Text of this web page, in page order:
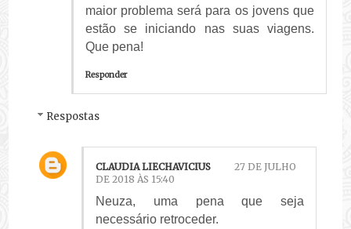
maior problema será para os jovens que
estão se iniciando nas suas viagens.
Que pena!
Responder
Respostas
CLAUDIA LIECHAVICIUS
27 DE JULHO
DE 2018 ÀS 15:40
Neuza, uma pena que seja
necessário retroceder.